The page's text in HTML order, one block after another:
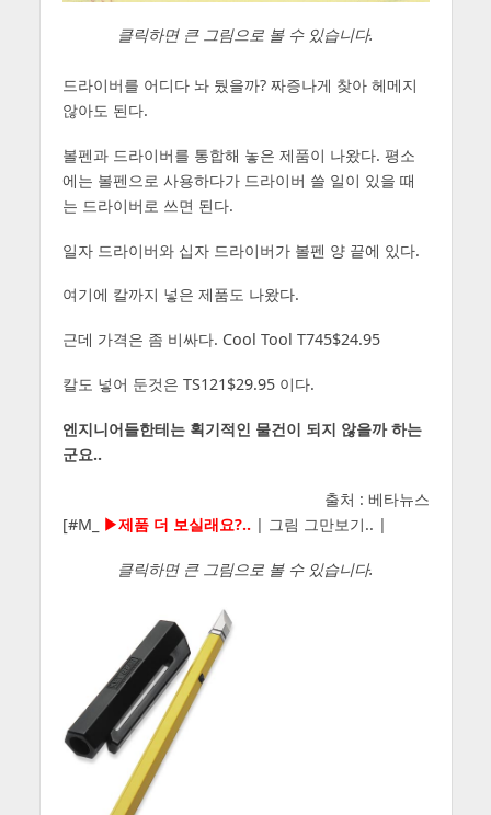
클릭하면 큰 그림으로 볼 수 있습니다.
드라이버를 어디다 놔 뒀을까? 짜증나게 찾아 헤메지
않아도 된다.
볼펜과 드라이버를 통합해 놓은 제품이 나왔다. 평소
에는 볼펜으로 사용하다가 드라이버 쓸 일이 있을 때
는 드라이버로 쓰면 된다.
일자 드라이버와 십자 드라이버가 볼펜 양 끝에 있다.
여기에 칼까지 넣은 제품도 나왔다.
근데 가격은 좀 비싸다. Cool Tool T745$24.95
칼도 넣어 둔것은 TS121$29.95 이다.
엔지니어들한테는 획기적인 물건이 되지 않을까 하는
군요..
출처 : 베타뉴스
[#M_
▶제품 더 보실래요?..| 그림 그만보기.. |
클릭하면 큰 그림으로 볼 수 있습니다.